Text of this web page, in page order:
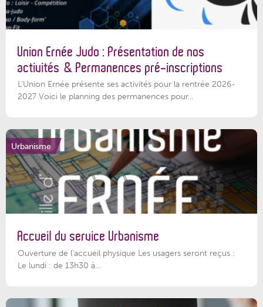
Union Ernée Judo : Présentation de nos
activités & Permanences pré-inscriptions
L'Union Ernée présente ses activités pour la rentrée 2026-
2027 Voici le planning des permanences pour...
Urbanisme
Accueil du service Urbanisme
Ouverture de l'accueil physique Les usagers seront reçus :
Le lundi : de 13h30 à...